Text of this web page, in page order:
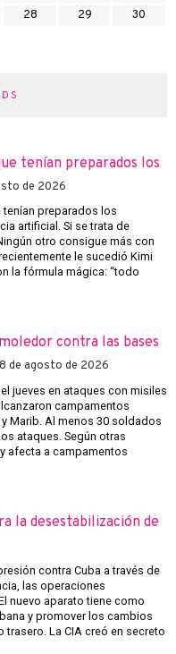
28 29
30
tenían preparados los
de 2026
preparados los
artificial. Si se trata de
otro consigue más con
le sucedió Kimi
la fórmula mágica: “todo
contra las bases
8 de agosto de 2026
jueves en ataques con misiles
campamentos
Marib. Al menos 30 soldados
ataques. Según otras
afecta a campamentos
la desestabilización de
contra Cuba a través de
las operaciones
nuevo aparato tiene como
y promover los cambios
La CIA creó en secreto